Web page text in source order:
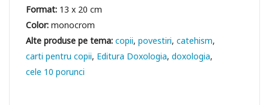
Format: 13 x 20 cm
Color:monocrom
copii povestiri catehism
carti pentru copii Editura Doxologia doxologia
cele 10 porunci